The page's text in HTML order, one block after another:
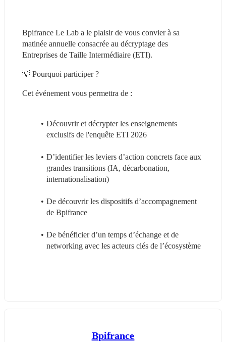
Bpifrance Le Lab a le plaisir de vous convier à sa
matinée annuelle consacrée au décryptage des
Entreprises de Taille Intermédiaire (ETI).
💡 Pourquoi participer ?
Cet événement vous permettra de :
Découvrir et décrypter les enseignements
exclusifs de l'enquête ETI 2026
D’identifier les leviers d’action concrets face aux
grandes transitions (IA, décarbonation,
internationalisation)
De découvrir les dispositifs d’accompagnement
de Bpifrance
De bénéficier d’un temps d’échange et de
networking avec les acteurs clés de l’écosystème
Bpifrance